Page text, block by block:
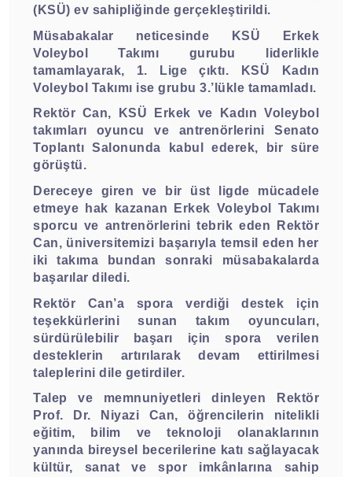
(KSÜ) ev sahipliğinde gerçekleştirildi.
Müsabakalar neticesinde KSÜ Erkek
Voleybol Takımı gurubu liderlikle
tamamlayarak, 1. Lige çıktı. KSÜ Kadın
Voleybol Takımı ise grubu 3.’lükle tamamladı.
Rektör Can, KSÜ Erkek ve Kadın Voleybol
takımları oyuncu ve antrenörlerini Senato
Toplantı Salonunda kabul ederek, bir süre
görüştü.
Dereceye giren ve bir üst ligde mücadele
etmeye hak kazanan Erkek Voleybol Takımı
sporcu ve antrenörlerini tebrik eden Rektör
Can, üniversitemizi başarıyla temsil eden her
iki takıma bundan sonraki müsabakalarda
başarılar diledi.
Rektör Can’a spora verdiği destek için
teşekkürlerini sunan takım oyuncuları,
sürdürülebilir başarı için spora verilen
desteklerin artırılarak devam ettirilmesi
taleplerini dile getirdiler.
Talep ve memnuniyetleri dinleyen Rektör
Prof. Dr. Niyazi Can, öğrencilerin nitelikli
eğitim, bilim ve teknoloji olanaklarının
yanında bireysel becerilerine katı sağlayacak
kültür, sanat ve spor imkânlarına sahip